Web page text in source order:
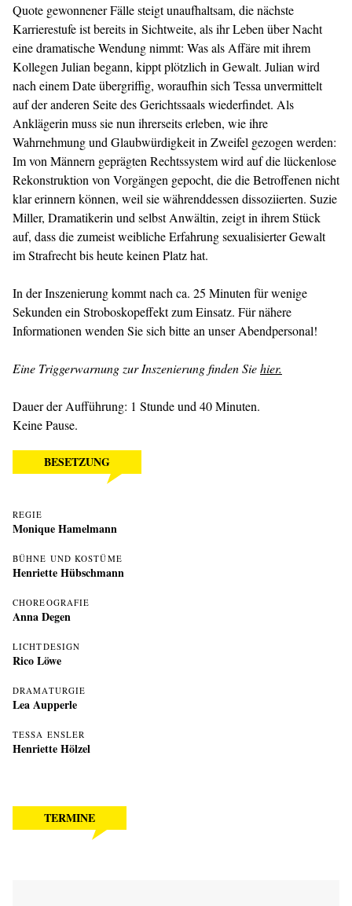
Quote gewonnener Fälle steigt unaufhaltsam, die nächste
Karrierestufe ist bereits in Sichtweite, als ihr Leben über Nacht
eine dramatische Wendung nimmt: Was als Affäre mit ihrem
Kollegen Julian begann, kippt plötzlich in Gewalt. Julian wird
nach einem Date übergriffig, woraufhin sich Tessa unvermittelt
auf der anderen Seite des Gerichtssaals wiederfindet. Als
Anklägerin muss sie nun ihrerseits erleben, wie ihre
Wahrnehmung und Glaubwürdigkeit in Zweifel gezogen werden:
Im von Männern geprägten Rechtssystem wird auf die lückenlose
Rekonstruktion von Vorgängen gepocht, die die Betroffenen nicht
klar erinnern können, weil sie währenddessen dissoziierten. Suzie
Miller, Dramatikerin und selbst Anwältin, zeigt in ihrem Stück
auf, dass die zumeist weibliche Erfahrung sexualisierter Gewalt
im Strafrecht bis heute keinen Platz hat.
In der Inszenierung kommt nach ca. 25 Minuten für wenige
Sekunden ein Stroboskopeffekt zum Einsatz. Für nähere
Informationen wenden Sie sich bitte an unser Abendpersonal!
Eine Triggerwarnung zur Inszenierung finden Siehier.
Dauer der Aufführung: 1 Stunde und 40 Minuten.
Keine Pause.
BESETZUNG
REGIE
Monique Hamelmann
BÜHNE UND KOSTÜME
Henriette Hübschmann
CHOREOGRAFIE
Anna Degen
LICHTDESIGN
Rico Löwe
DRAMATURGIE
Lea Aupperle
TESSA ENSLER
Henriette Hölzel
TERMINE